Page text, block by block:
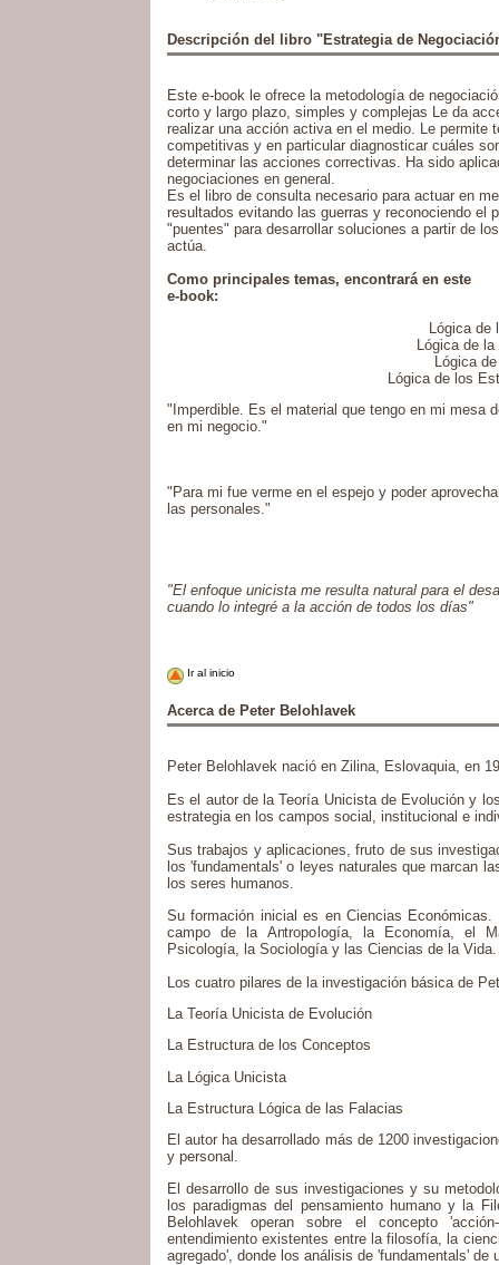
Descripción del libro "Estrategia de
Este e-book le ofrece la metodología de
corto y largo plazo, simples y complejas Le da
realizar una acción activa en el medio. Le permite
competitivas y en particular diagnosticar cuáles
determinar las acciones correctivas. Ha sido
negociaciones en general.
Es el libro de consulta necesario para actuar en
resultados evitando las guerras y reconociendo el
"puentes" para desarrollar soluciones a partir de
actúa.
Como principales temas, encontrará en este
e-book:
Lógica de
Lógica de
Lógica
Lógica de los
"Imperdible. Es el material que tengo en mi mesa
en mi negocio."
"Para mi fue verme en el espejo y poder
las personales."
"El enfoque unicista me resulta natural para el
cuando lo integré a la acción de todos los días"
Ir al inicio
Acerca de Peter Belohlavek
Peter Belohlavek nació en Zilina, Eslovaquia, en
Es el autor de la Teoría Unicista de Evolución y
estrategia en los campos social, institucional e
Sus trabajos y aplicaciones, fruto de sus
los 'fundamentals' o leyes naturales que marcan
los seres humanos.
Su formación inicial es en Ciencias
campo de la Antropología, la Economía, el
Psicología, la Sociología y las Ciencias de la Vida.
Los cuatro pilares de la investigación básica de
La Teoría Unicista de Evolución
La Estructura de los Conceptos
La Lógica Unicista
La Estructura Lógica de las Falacias
El autor ha desarrollado más de 1200
y personal.
El desarrollo de sus investigaciones y su
los paradigmas del pensamiento humano y la
Belohlavek operan sobre el concepto
entendimiento existentes entre la filosofía, la
agregado', donde los análisis de 'fundamentals'